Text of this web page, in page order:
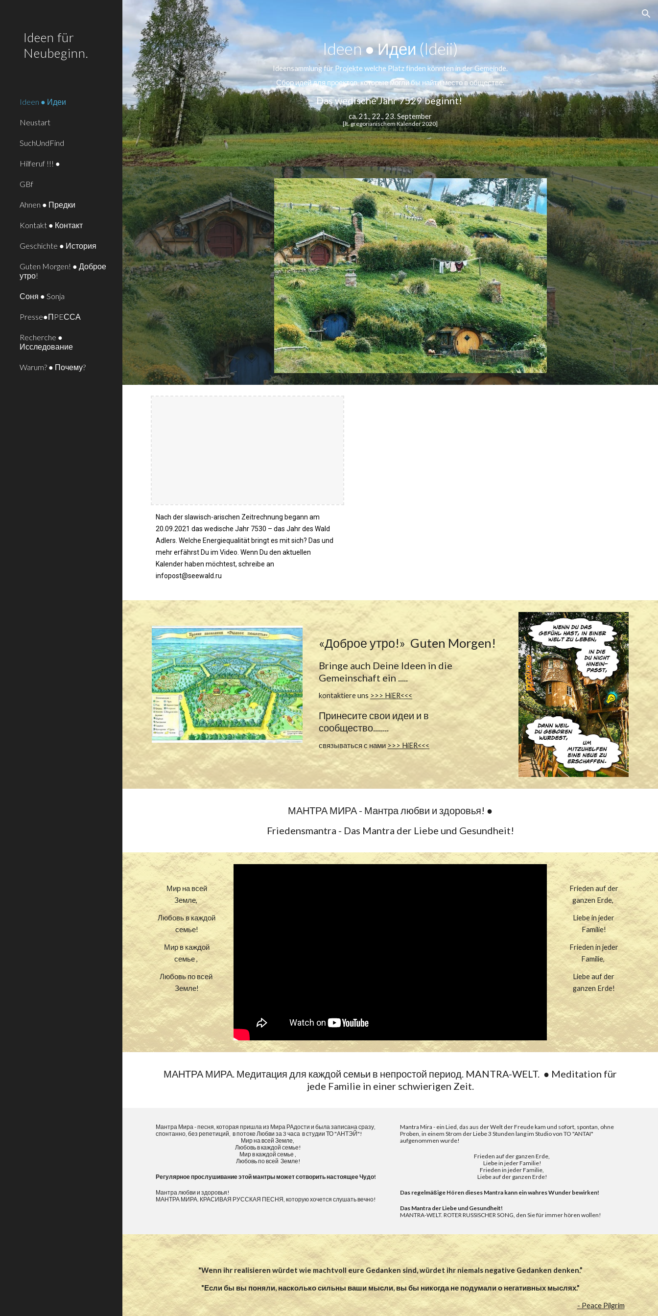
Skip to main content Skip to navigation
Ideen für
Neubeginn.
Ideen ● Идеи
Neustart
SuchUndFind
Hilferuf !!! ●
GBf
Ahnen ● Предки
Kontakt ● Контакт
Geschichte ● История
Guten Morgen! ● Доброе
утро!
Соня ● Sonja
Presse●ПPEССА
Recherche ●
Исследование
Warum? ● Почему?
Ideen ● Идеи (Ideii)
Ideensammlung für Projekte welche Platz finden könnten in der Gemeinde.
Сбор идей для проектов, которые могли бы найти место в обществе.
Das wedische Jahr 7529 beginnt!
ca. 21., 22., 23. September
[lt. gregorianischem Kalender 2020]
Nach der slawisch-arischen Zeitrechnung begann am
20.09.2021 das wedische Jahr 7530 – das Jahr des Wald
Adlers. Welche Energiequalität bringt es mit sich? Das und
mehr erfährst Du im Video. Wenn Du den aktuellen
Kalender haben möchtest, schreibe an
infopost@seewald.ru
«Доброе утро!» Guten Morgen!
Bringe auch Deine Ideen in die
Gemeinschaft ein .....
kontaktiere uns >>> HiER<<<
Принесите свои идеи и в
сообщество........
связываться с нами >>> HiER<<<
МАНТРА МИРА - Мантра любви и здоровья! ●
Friedensmantra - Das Mantra der Liebe und Gesundheit!
Мир на всей
Земле,
Любовь в каждой
семье!
Мир в каждой
семье ,
Любовь по всей
Земле!
Frieden auf der
ganzen Erde,
Liebe in jeder
Familie!
Frieden in jeder
Familie,
Liebe auf der
ganzen Erde!
МАНТРА МИРА. Медитация для каждой семьи в непростой период. MANTRA-WELT. ● Meditation für
jede Familie in einer schwierigen Zeit.
Мантра Мира - песня, которая пришла из Мира РАдости и была записана сразу,
спонтанно, без репетиций, в потоке Любви за 3 часа в студии ТО "АНТЭЙ"!
Мир на всей Земле,
Любовь в каждой семье!
Мир в каждой семье ,
Любовь по всей Земле!
Регулярное прослушивание этой мантры может сотворить настоящее Чудо!
Мантра любви и здоровья!
МАНТРА МИРА. КРАСИВАЯ РУССКАЯ ПЕСНЯ, которую хочется слушать вечно!
Mantra Mira - ein Lied, das aus der Welt der Freude kam und sofort, spontan, ohne
Proben, in einem Strom der Liebe 3 Stunden lang im Studio von TO "ANTAI"
aufgenommen wurde!
Frieden auf der ganzen Erde,
Liebe in jeder Familie!
Frieden in jeder Familie,
Liebe auf der ganzen Erde!
Das regelmäßige Hören dieses Mantra kann ein wahres Wunder bewirken!
Das Mantra der Liebe und Gesundheit!
MANTRA-WELT. ROTER RUSSISCHER SONG, den Sie für immer hören wollen!
"Wenn ihr realisieren würdet wie machtvoll eure Gedanken sind, würdet ihr niemals negative Gedanken denken.”
"Если бы вы поняли, насколько сильны ваши мысли, вы бы никогда не подумали о негативных мыслях."
- Peace Pilgrim